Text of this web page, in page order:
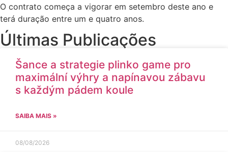
O contrato começa a vigorar em setembro deste ano e
terá duração entre um e quatro anos.
Últimas Publicações
Šance a strategie plinko game pro
maximální výhry a napínavou zábavu
s každým pádem koule
SAIBA MAIS »
08/08/2026